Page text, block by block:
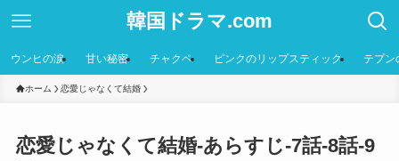
韓国ドラマ.com
ウンヒの涙 甘い秘密 チャクペ ピンクのリップスティック テプン
ホーム 恋愛じゃなくて結婚
恋愛じゃなくて結婚-あらすじ-7話-8話-9